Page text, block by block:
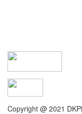
Copyright @ 2021